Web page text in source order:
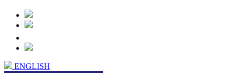
ENGLISH